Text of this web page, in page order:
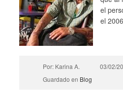
el
el
Por: Karina A.
03/02/
Guardado en Blog